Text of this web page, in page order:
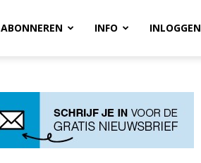
ABONNEREN INFO INLOGGEN